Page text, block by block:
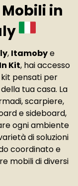
in
, Itamobye
Kit, hai accesso
pensati per
tua casa. La
scarpiere,
e sideboard,
ogni ambiente
di soluzioni
coordinato e
mobili di diversi